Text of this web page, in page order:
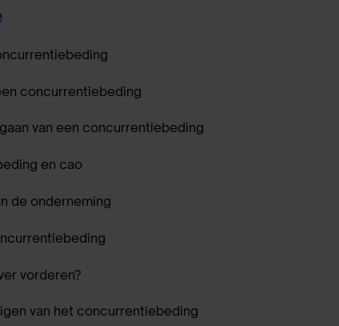
concurrentiebeding
van een concurrentiebeding
en cao
de onderneming
vorderen?
van het concurrentiebeding